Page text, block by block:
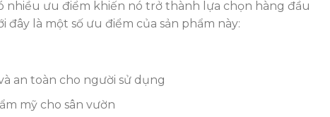
nhiều ưu điểm khiến nó trở thành lựa chọn hàng đầu
đây là một số ưu điểm của sản phẩm này:
an toàn cho người sử dụng
mỹ cho sân vườn